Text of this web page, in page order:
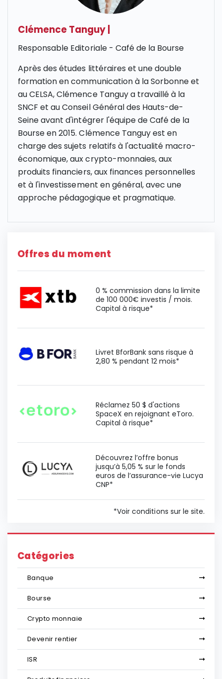
Clémence Tanguy
Responsable Editoriale - Café de la Bourse
Après des études littéraires et une double
formation en communication à la Sorbonne et
au CELSA, Clémence Tanguy a travaillé à la
SNCF et au Conseil Général des Hauts-de-
Seine avant d'intégrer l'équipe de Café de la
Bourse en 2015. Clémence Tanguy est en
charge des sujets relatifs à l'actualité macro-
économique, aux crypto-monnaies, aux
produits financiers, aux finances personnelles
et à l'investissement en général, avec une
approche pédagogique et pragmatique.
Offres du moment
0 % commission dans la limite
de 100 000€ investis / mois.
Capital à risque*
Livret BforBank sans risque à
2,80 % pendant 12 mois*
Réclamez 50 $ d'actions
SpaceX en rejoignant eToro.
Capital à risque*
Découvrez l’offre bonus
jusqu’à 5,05 % sur le fonds
euros de l’assurance-vie Lucya
CNP*
*Voir conditions sur le site.
Catégories
Banque
Bourse
Crypto monnaie
Devenir rentier
ISR